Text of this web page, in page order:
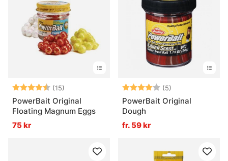
sega passen, när allt känns lite segt i vattnet och man ändå
vill få ut några extra kontakter.
Doftsprayer & attractors passar bra när fisket kräver små
justeringar. Testa olika dofter, olika mängd och olika beten.
Ibland sitter det direkt. Ibland inte alls. Så är det bara. Men
när rätt kombination faller på plats kan det bli den där lilla
knuffen som får fisken att faktiskt ta.
» Tillbaka till Verktyg & Bra att ha
Vanliga frågor om doftsprayer & attractors
Betyg: (15)
4.3 utav 5 stjärnor
PowerBait Original
Floating Magnum Eggs
75 kr
Betyg: (5)
PowerBait Original
Dough
fr. 59 kr